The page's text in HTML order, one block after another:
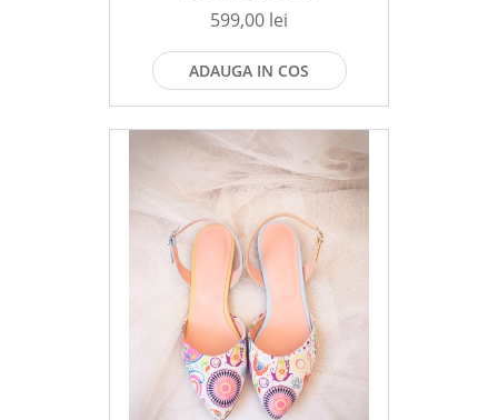
599,00 lei
ADAUGA IN COS